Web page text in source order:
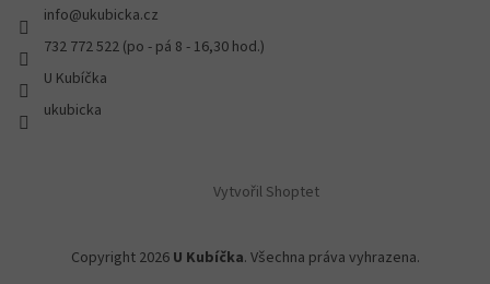
info@ukubicka.cz
732 772 522 (po - pá 8 - 16,30 hod.)
U Kubíčka
ukubicka
Vytvořil Shoptet
Copyright 2026 U Kubíčka. Všechna práva vyhrazena.